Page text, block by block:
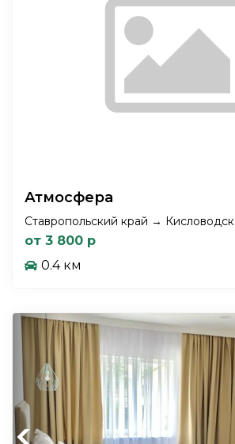
Атмосфера
Ставропольский край → Кисловодск
от 3 800 р
0.4 км
Previous